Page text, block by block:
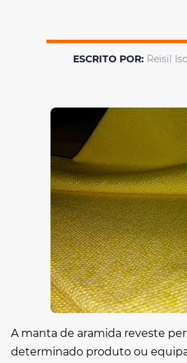
ESCRITO POR: Reisil
A manta de aramida reveste
determinado produto ou